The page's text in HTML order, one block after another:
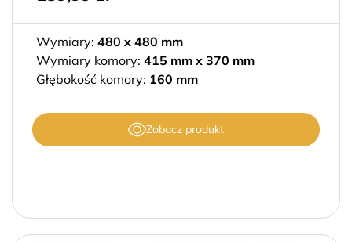
Filtruj
Wymiary: 480 x 480 mm
Wymiary komory: 415 mm x 370 mm
Głębokość komory: 160 mm
Zobacz produkt